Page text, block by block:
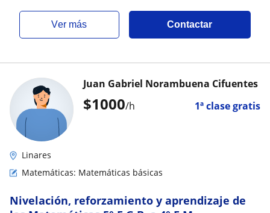
ver más Contactar
$1000/h 1ª clase gratis
Juan Gabriel Norambuena Cifuentes
Linares
Matemáticas: Matemáticas básicas
Nivelación, reforzamiento y aprendizaje de